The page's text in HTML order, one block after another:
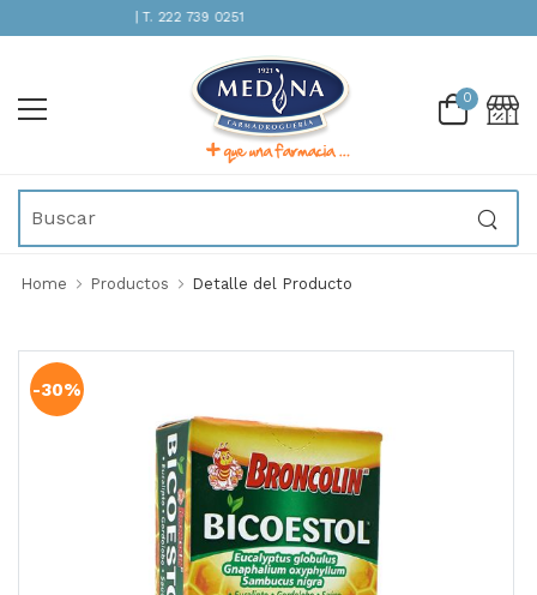
INMEDIATA | T. 222 739 0251
0
Home Productos Detalle del Producto
-30%